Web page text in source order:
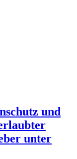
und
unter